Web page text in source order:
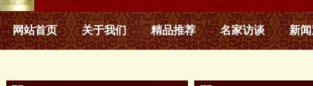
网站首页 关于我们 精品推荐 名家访谈 新